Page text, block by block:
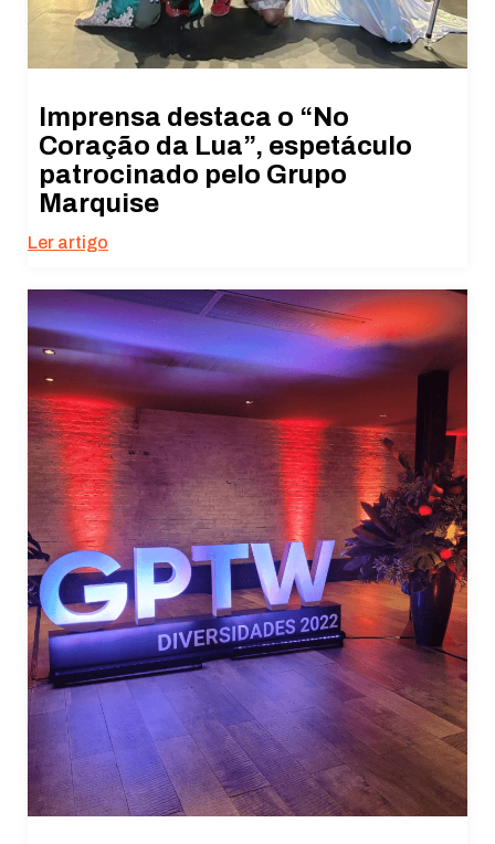
Imprensa destaca o “No
Coração da Lua”, espetáculo
patrocinado pelo Grupo
Marquise
Ler artigo